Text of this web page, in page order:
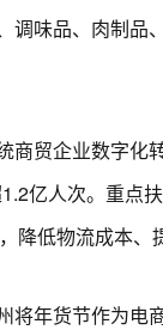
调味品、肉制
贸企业数字化
亿人次。重点
降低物流成本
年货节作为电